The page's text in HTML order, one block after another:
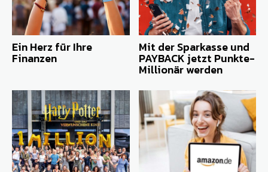
Ein Herz für Ihre
Finanzen
Mit der Sparkasse und
PAYBACK jetzt Punkte-
Millionär werden